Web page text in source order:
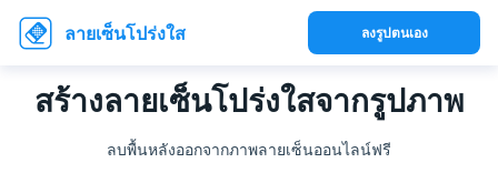
ลายเซ็นโปร่งใส ลงรูปตนเอง
สร้างลายเซ็นโปร่งใสจากรูปภาพ
ลบพื้นหลังออกจากภาพลายเซ็นออนไลน์ฟรี